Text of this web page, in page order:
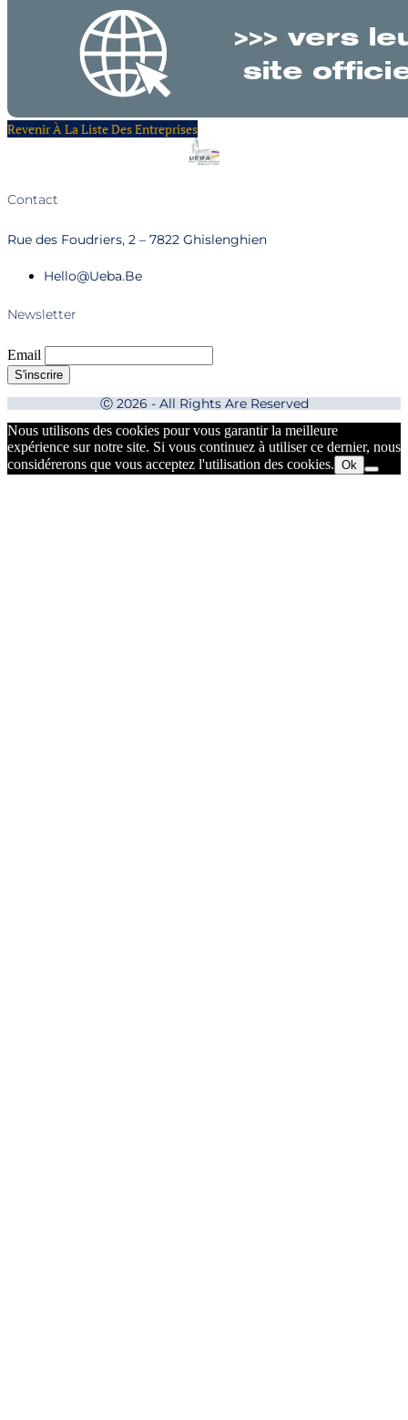
Revenir À La Liste Des Entreprises
Contact
Rue des Foudriers, 2 – 7822 Ghislenghien
Hello@ueba.be
Newsletter
Email
Ⓒ 2026 - All Rights Are Reserved
Nous utilisons des cookies pour vous garantir la meilleure
expérience sur notre site. Si vous continuez à utiliser ce dernier, nous
considérerons que vous acceptez l'utilisation des cookies. Ok